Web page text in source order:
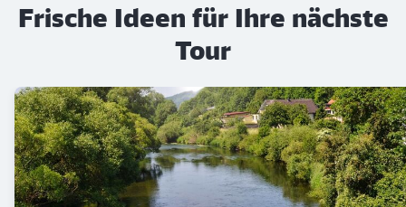
Frische Ideen für Ihre nächste
Tour